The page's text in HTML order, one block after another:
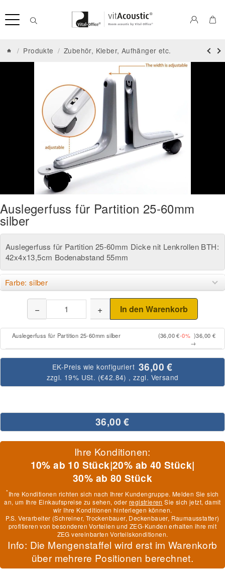
/ Produkte / Zubehör, Kleber, Aufhänger etc.
Auslegerfuss für Partition 25-60mm
silber
Auslegerfuss für Partition 25-60mm Dicke nit Lenkrollen BTH:
42x4x13,5cm Bodenabstand 55mm
Farbe: silber
36,00 €
Auslegerfuss für Partition 25-60mm silber (36,00 €-0% )
→
36,00 €
EK-Preis wie konfiguriert 36,00 €
zzgl. 19% USt. (€42.84) , zzgl. Versand
− + In den Warenkorb
Ihre Konditionen:
10% ab 10 Stück|20% ab 40 Stück|
30% ab 80 Stück
*Ihre Konditionen richten sich nach Ihrer Kundengruppe. Melden Sie sich
an, um Ihre Einkaufspreise zu sehen, oderregistrieren Sie sich jetzt, damit
wir Ihre Konditionen hinterlegen können.
P.S. Verarbeiter (Schreiner, Trockenbauer, Deckenbauer, Raumausstatter)
profitieren von besonderen Vorteilen und ZEG-Kunden erhalten ihre mit
ZEG vereinbarten Vorteilskonditionen.
Info: Die Mengenstaffel wird erst im Warenkorb
über mehrere Positionen berechnet.